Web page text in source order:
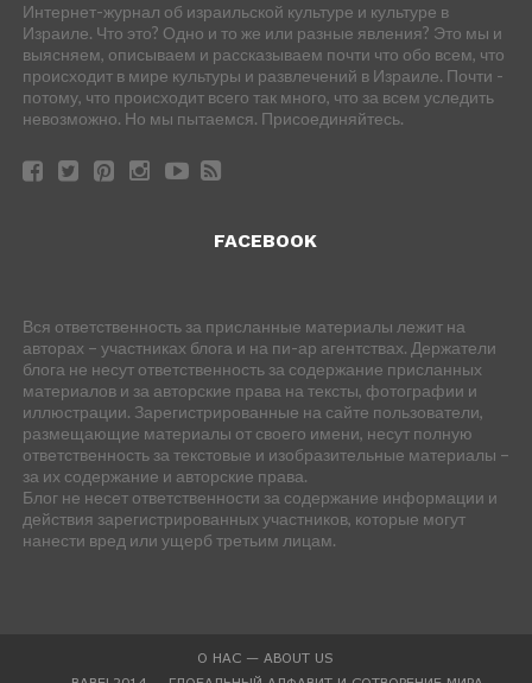
Интернет-журнал об израильской культуре и культуре в
Израиле. Что это? Одно и то же или разные явления? Это мы и
выясняем, описываем и рассказываем почти что обо всем, что
происходит в мире культуры и развлечений в Израиле. Почти -
потому, что происходит всего так много, что за всем уследить
невозможно. Но мы пытаемся. Присоединяйтесь.
FACEBOOK
Вся ответственность за присланные материалы лежит на
авторах – участниках блога и на пи-ар агентствах. Держатели
блога не несут ответственность за содержание присланных
материалов и за авторские права на тексты, фотографии и
иллюстрации. Зарегистрированные на сайте пользователи,
размещающие материалы от своего имени, несут полную
ответственность за текстовые и изобразительные материалы –
за их содержание и авторские права.
Блог не несет ответственности за содержание информации и
действия зарегистрированных участников, которые могут
нанести вред или ущерб третьим лицам.
О НАС — ABOUT US